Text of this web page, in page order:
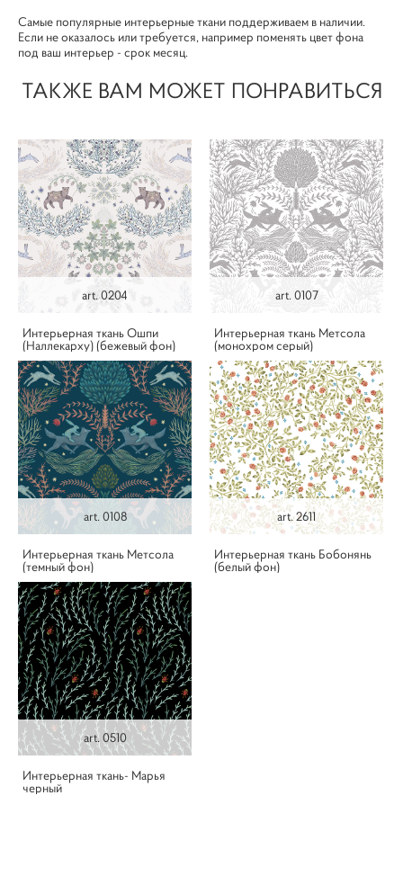
Самые популярные интерьерные ткани поддерживаем в наличии.
Если не оказалось или требуется, например поменять цвет фона
под ваш интерьер - срок месяц.
ТАКЖЕ ВАМ МОЖЕТ ПОНРАВИТЬСЯ
art. 0204
Интерьерная ткань Ошпи
(Наллекарху) (бежевый фон)
art. 0107
Интерьерная ткань Метсола
(монохром серый)
art. 0108
Интерьерная ткань Метсола
(темный фон)
art. 2611
Интерьерная ткань Бобонянь
(белый фон)
art. 0510
Интерьерная ткань- Марья
черный